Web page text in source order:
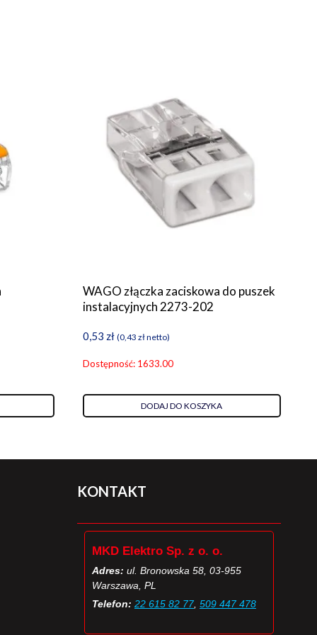
WAGO złączka zaciskowa do puszek
instalacyjnych 2273-202
0,53 zł (0,43 złnetto)
Dostępność: 1633.00
DODAJ DO KOSZYKA
KONTAKT
MKD Elektro Sp. z o. o.
Adres: ul. Bronowska 58, 03-955
Warszawa, PL
Telefon: 22 615 82 77, 509 447 478